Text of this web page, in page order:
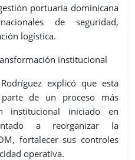
portuaria dominicana
de seguridad,
logística.
institucional
explicó que esta
de un proceso más
institucional iniciado en
a reorganizar la
fortalecer sus controles
operativa.